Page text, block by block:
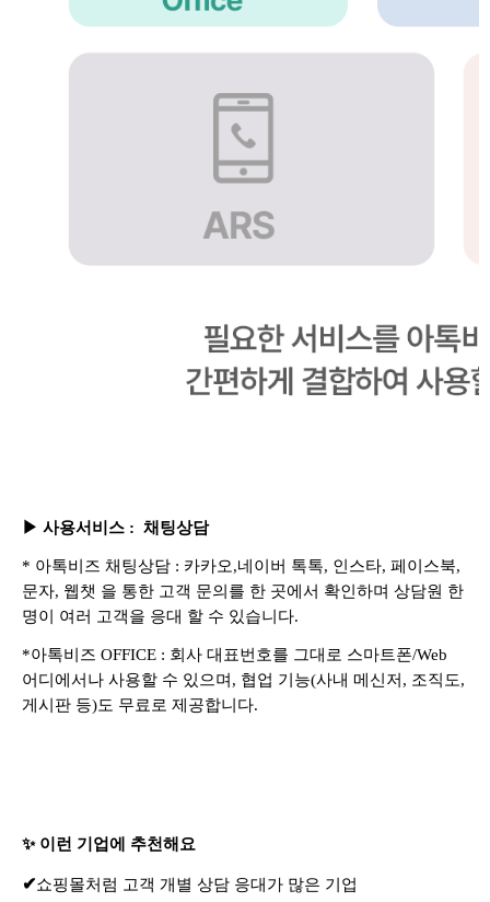
▶ 사용서비스 : 채팅상담
* 아톡비즈 채팅상담 : 카카오,네이버 톡톡, 인스타, 페이스북,
문자, 웹챗 을 통한 고객 문의를 한 곳에서 확인하며 상담원 한
명이 여러 고객을 응대 할 수 있습니다.
*아톡비즈 OFFICE : 회사 대표번호를 그대로 스마트폰/Web
어디에서나 사용할 수 있으며, 협업 기능(사내 메신저, 조직도,
게시판 등)도 무료로 제공합니다.
✨ 이런 기업에 추천해요
✔쇼핑몰처럼 고객 개별 상담 응대가 많은 기업